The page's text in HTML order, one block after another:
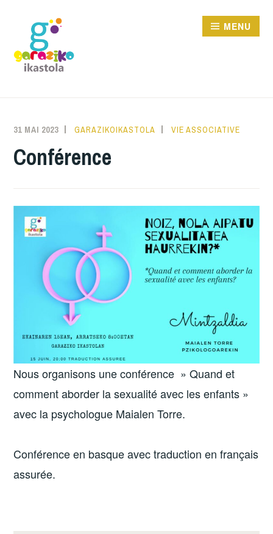
contenu
MENU
31 MAI 2023 GARAZIKOIKASTOLA VIE ASSOCIATIVE
Conférence
Nous organisons une conférence » Quand et
comment aborder la sexualité avec les enfants »
avec la psychologue Maialen Torre.
Conférence en basque avec traduction en français
assurée.